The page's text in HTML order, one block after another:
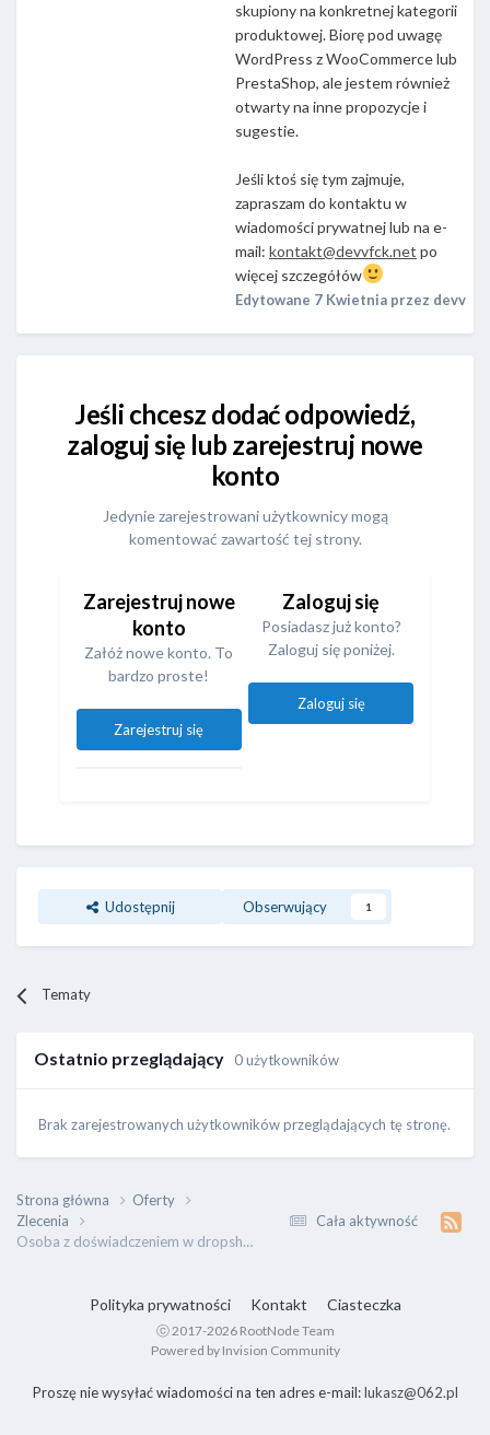
skupiony na konkretnej kategorii
produktowej. Biorę pod uwagę
WordPress z WooCommerce lub
PrestaShop, ale jestem również
otwarty na inne propozycje i
sugestie.
Jeśli ktoś się tym zajmuje,
zapraszam do kontaktu w
wiadomości prywatnej lub na e-
mail: kontakt@devvfck.net po
więcej szczegółów
Edytowane 7 Kwietnia przez devv
Jeśli chcesz dodać odpowiedź,
zaloguj się lub zarejestruj nowe
konto
Jedynie zarejestrowani użytkownicy mogą
komentować zawartość tej strony.
Zarejestruj nowe
konto
Załóż nowe konto. To
bardzo proste!
Zarejestruj się
Zaloguj się
Posiadasz już konto?
Zaloguj się poniżej.
Zaloguj się
Udostępnij Obserwujący 1
Tematy
Ostatnio przeglądający 0 użytkowników
Brak zarejestrowanych użytkowników przeglądających tę stronę.
Cała aktywność
Strona główna
Oferty
Zlecenia
Osoba z doświadczeniem w dropshippingu
Polityka prywatności Kontakt Ciasteczka
ⓒ 2017-2026 RootNode Team
Powered by Invision Community
Proszę nie wysyłać wiadomości na ten adres e-mail:lukasz@062.pl